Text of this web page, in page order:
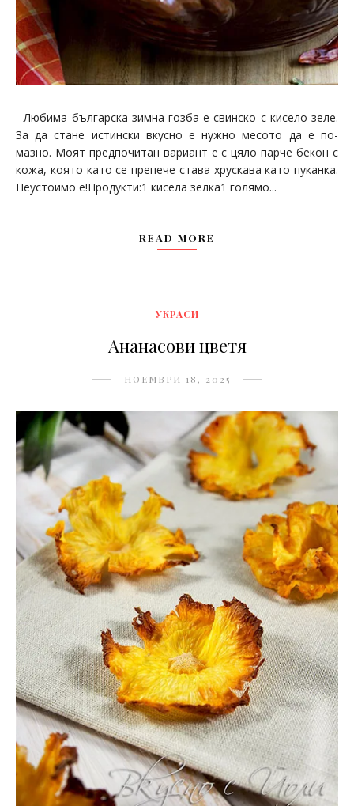
Любима българска зимна гозба е свинско с кисело зеле.
За да стане истински вкусно е нужно месото да е по-
мазно. Моят предпочитан вариант е с цяло парче бекон с
кожа, която като се препече става хрускава като пуканка.
Неустоимо е!Продукти:1 кисела зелка1 голямо...
READ MORE
УКРАСИ
Ананасови цветя
НОЕМВРИ 18, 2025